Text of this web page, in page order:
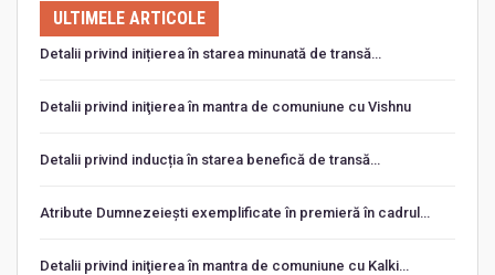
ULTIMELE ARTICOLE
Detalii privind inițierea în starea minunată de transă…
Detalii privind iniţierea în mantra de comuniune cu Vishnu
Detalii privind inducția în starea benefică de transă…
Atribute Dumnezeiești exemplificate în premieră în cadrul…
Detalii privind iniţierea în mantra de comuniune cu Kalki…